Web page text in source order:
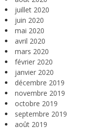
juillet 2020
juin 2020
mai 2020
avril 2020
mars 2020
février 2020
janvier 2020
décembre 2019
novembre 2019
octobre 2019
septembre 2019
août 2019